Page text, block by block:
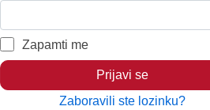
Zapamti me
Prijavi se
Zaboravili ste lozinku?